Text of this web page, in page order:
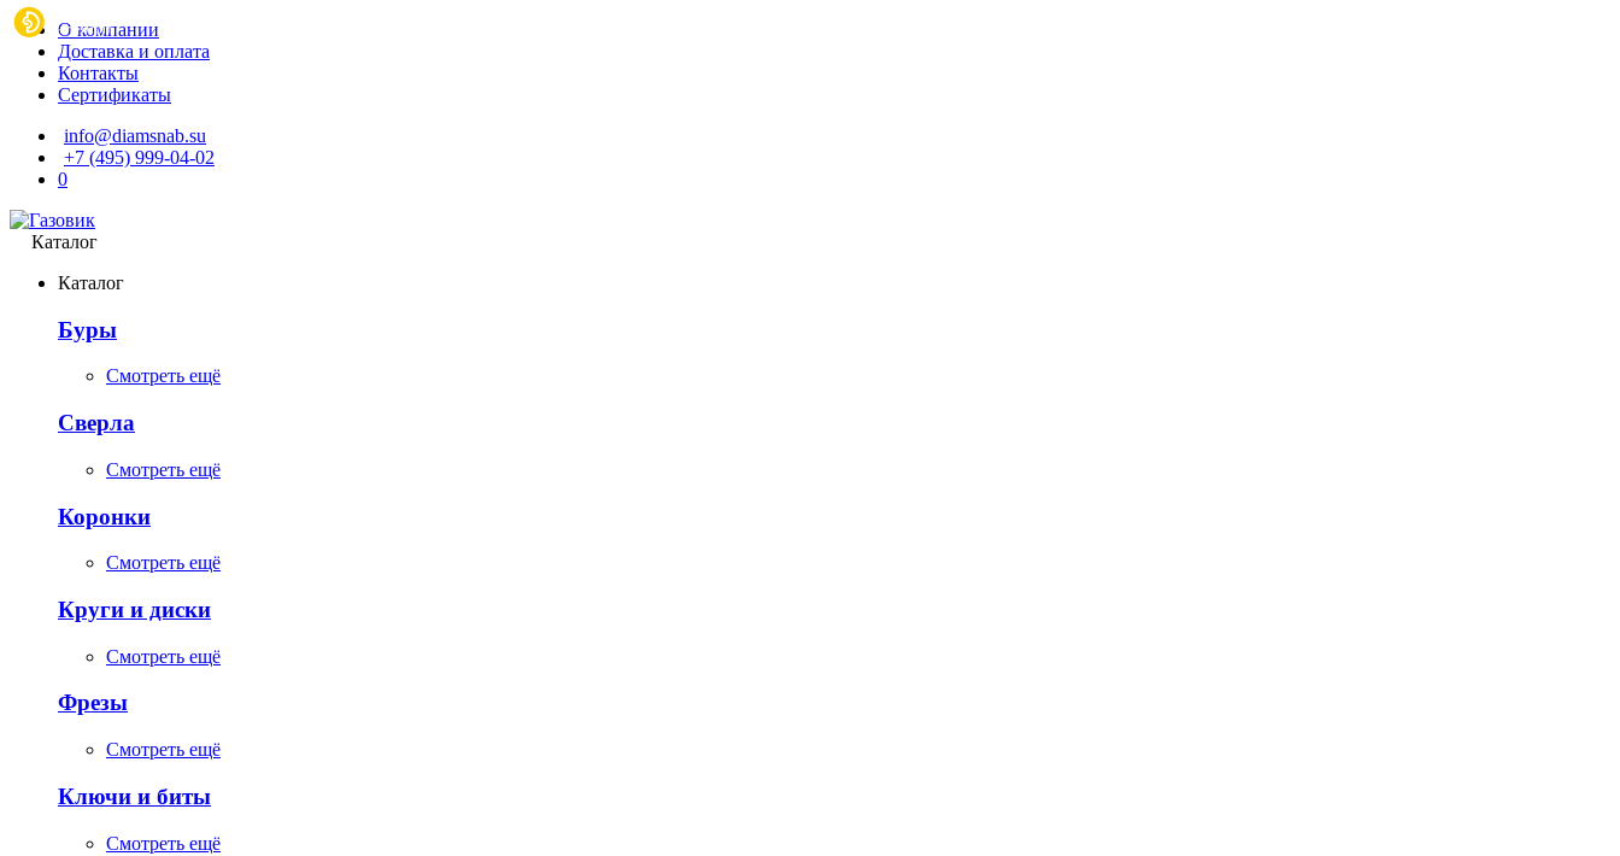
О компании
Доставка и оплата
Контакты
Сертификаты
info@diamsnab.su
+7 (495) 999-04-02
0
Каталог
Каталог
Буры
Смотреть ещё
Сверла
Смотреть ещё
Коронки
Смотреть ещё
Круги и диски
Смотреть ещё
Фрезы
Смотреть ещё
Ключи и биты
Смотреть ещё